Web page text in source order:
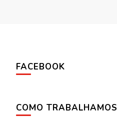
FACEBOOK
COMO TRABALHAMOS